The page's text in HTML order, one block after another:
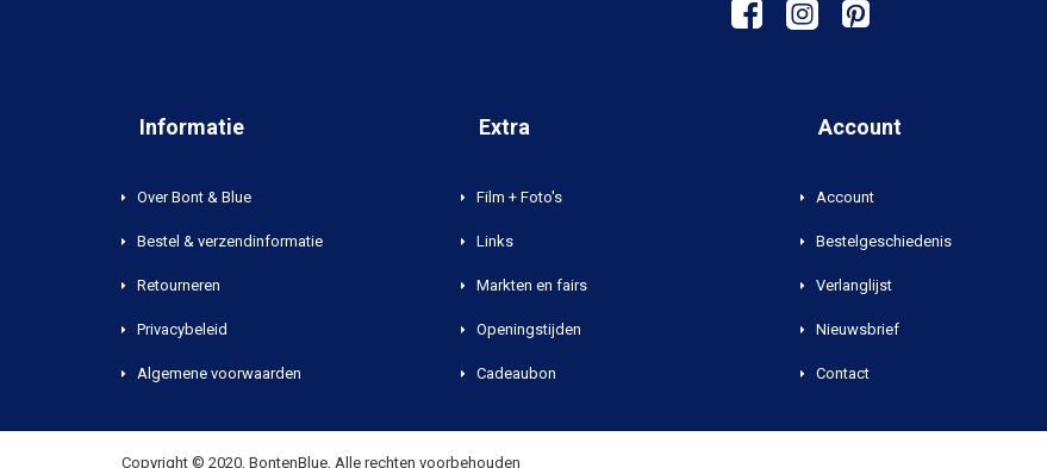
Informatie
Over Bont & Blue
Bestel & verzendinformatie
Retourneren
Privacybeleid
Algemene voorwaarden
Extra
Film + Foto's
Links
Markten en fairs
Openingstijden
Cadeaubon
Account
Account
Bestelgeschiedenis
Verlanglijst
Nieuwsbrief
Contact
Copyright © 2020, BontenBlue, Alle rechten voorbehouden